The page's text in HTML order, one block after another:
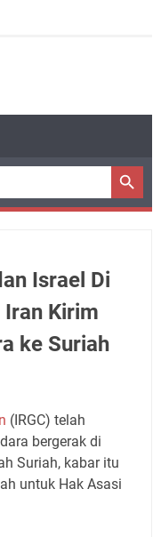
Israel Di
Iran Kirim
ke Suriah
(IRGC) telah
bergerak di
Suriah, kabar itu
untuk Hak Asasi